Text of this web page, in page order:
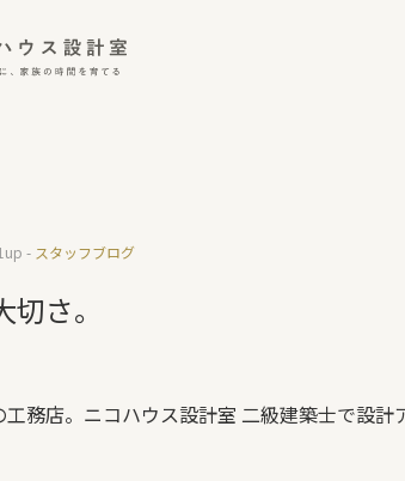
さ。
up - スタッフブログ
工務店。ニコハウス設計室 二級建築士で設計